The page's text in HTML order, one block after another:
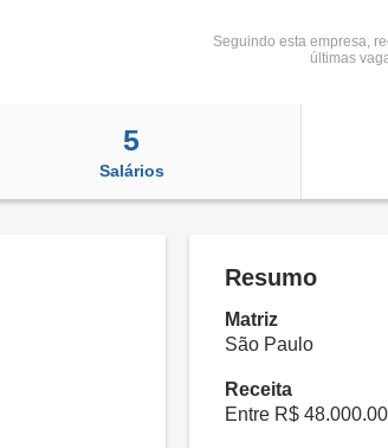
Seguindo esta empresa,
últimas
5
Salários
Resumo
Matriz
São Paulo
Receita
Entre R$